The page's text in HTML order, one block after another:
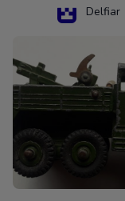
Delfiar